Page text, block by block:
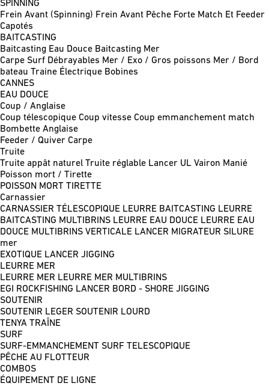
SPINNING
Frein Avant (Spinning) Frein Avant Pêche Forte Match Et Feeder
Capotés
BAITCASTING
Baitcasting Eau Douce Baitcasting Mer
Carpe Surf Débrayables Mer / Exo / Gros poissons Mer / Bord
bateau Traine Électrique Bobines
CANNES
EAU DOUCE
Coup / Anglaise
Coup télescopique Coup vitesse Coup emmanchement match
Bombette Anglaise
Feeder / Quiver Carpe
Truite
Truite appât naturel Truite réglable Lancer UL Vairon Manié
Poisson mort / Tirette
POISSON MORT TIRETTE
Carnassier
CARNASSIER TÉLESCOPIQUE LEURRE BAITCASTING LEURRE
BAITCASTING MULTIBRINS LEURRE EAU DOUCE LEURRE EAU
DOUCE MULTIBRINS VERTICALE LANCER MIGRATEUR SILURE
mer
EXOTIQUE LANCER JIGGING
LEURRE MER
LEURRE MER LEURRE MER MULTIBRINS
EGI
ROCKFISHING LANCER BORD - SHORE JIGGING
SOUTENIR
SOUTENIR LEGER SOUTENIR LOURD
TENYA TRAÎNE
SURF
SURF-EMMANCHEMENT SURF TELESCOPIQUE
PÊCHE AU FLOTTEUR
COMBOS
ÉQUIPEMENT DE LIGNE